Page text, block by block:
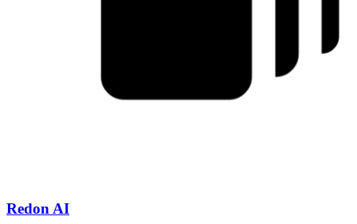
Redon AI